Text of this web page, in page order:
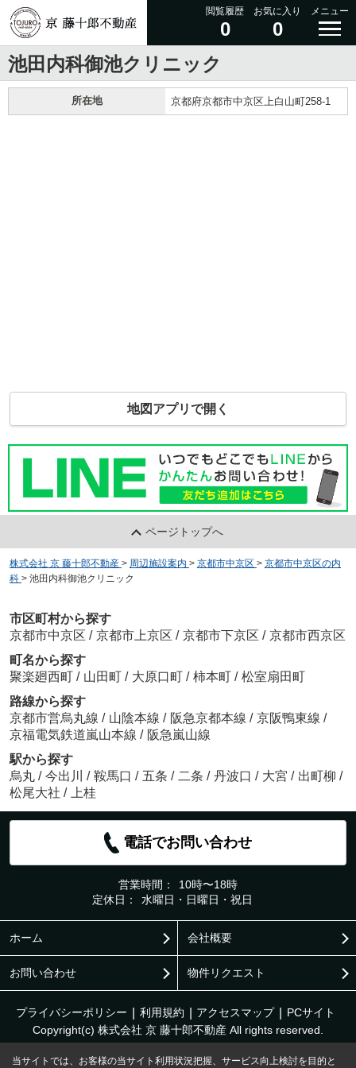
閲覧履歴
0
お気に入り
0
メニュー
池田内科御池クリニック
所在地 京都府京都市中京区上白山町258-1
地図アプリで開く
ページトップへ
株式会社 京 藤十郎不動産 > 周辺施設案内 > 京都市中京区 > 京都市中京区の内
科 > 池田内科御池クリニック
市区町村から探す
京都市中京区 / 京都市上京区 / 京都市下京区 / 京都市西京区
町名から探す
聚楽廻西町 / 山田町 / 大原口町 / 柿本町 / 松室扇田町
路線から探す
京都市営烏丸線 / 山陰本線 / 阪急京都本線 / 京阪鴨東線 /
京福電気鉄道嵐山本線 / 阪急嵐山線
駅から探す
烏丸 / 今出川 / 鞍馬口 / 五条 / 二条 / 丹波口 / 大宮 / 出町柳 /
松尾大社 / 上桂
電話でお問い合わせ
営業時間：
10時〜18時
定休日：
水曜日・日曜日・祝日
ホーム 会社概要
お問い合わせ 物件リクエスト
プライバシーポリシー 利用規約 アクセスマップ
PCサイト
Copyright(c) 株式会社 京 藤十郎不動産 All rights reserved.
当サイトでは、お客様の当サイト利用状況把握、サービス向上検討を目的と